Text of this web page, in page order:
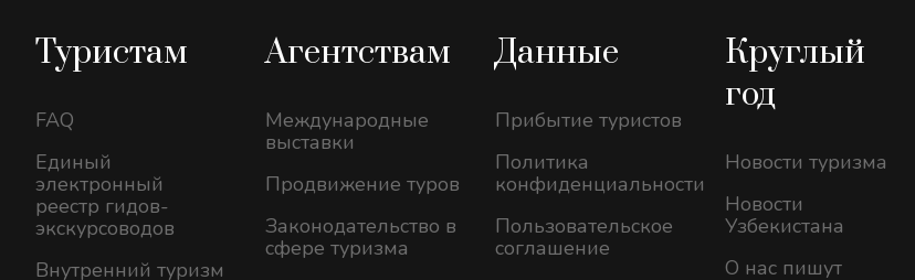
Туристам
FAQ
Единый
электронный
реестр гидов-
экскурсоводов
Внутренний туризм
Агентствам
Международные
выставки
Продвижение туров
Законодательство в
сфере туризма
Данные
Прибытие туристов
Политика
конфиденциальности
Пользовательское
соглашение
Круглый
год
Новости туризма
Новости
Узбекистана
О нас пишут